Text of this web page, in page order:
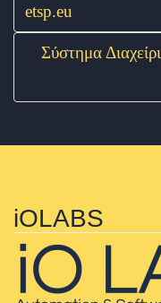
etsp.eu
Σύστημα
iOLABS